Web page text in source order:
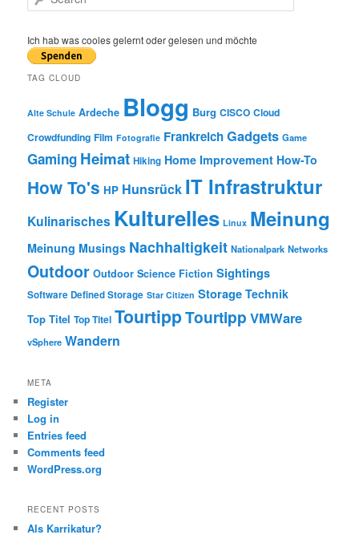
e
r
c
Ich hab was cooles gelernt oder gelesen und möchte
TAG CLOUD
Alte Schule Ardeche Blogg Burg CISCO Cloud
Crowdfunding Film Fotografie FrankreichGadgets Game
Gaming Heimat Hiking Home Improvement How-To
How To's HP Hunsrück IT Infrastruktur
Kulinarisches Kulturelles Linux Meinung
Meinung Musings Nachhaltigkeit Nationalpark Networks
Outdoor Outdoor Science Fiction Sightings
Software Defined Storage Star Citizen Storage Technik
Top Titel Top Titel TourtippTourtipp VMWare
vSphere Wandern
META
Register
Log in
Entries feed
Comments feed
WordPress.org
RECENT POSTS
Als Karrikatur?